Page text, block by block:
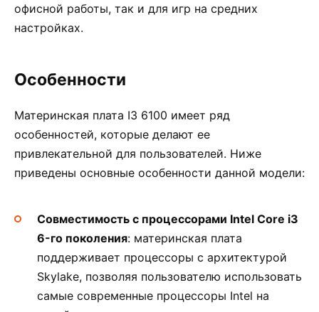
офисной работы, так и для игр на средних
настройках.
Особенности
Материнская плата I3 6100 имеет ряд
особенностей, которые делают ее
привлекательной для пользователей. Ниже
приведены основные особенности данной модели:
Совместимость с процессорами Intel Core i3
6-го поколения: материнская плата
поддерживает процессоры с архитектурой
Skylake, позволяя пользователю использовать
самые современные процессоры Intel на